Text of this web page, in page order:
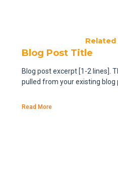
Blog Post Title
Blog post excerpt [1-2 lines].
pulled from your existing blog
Read More